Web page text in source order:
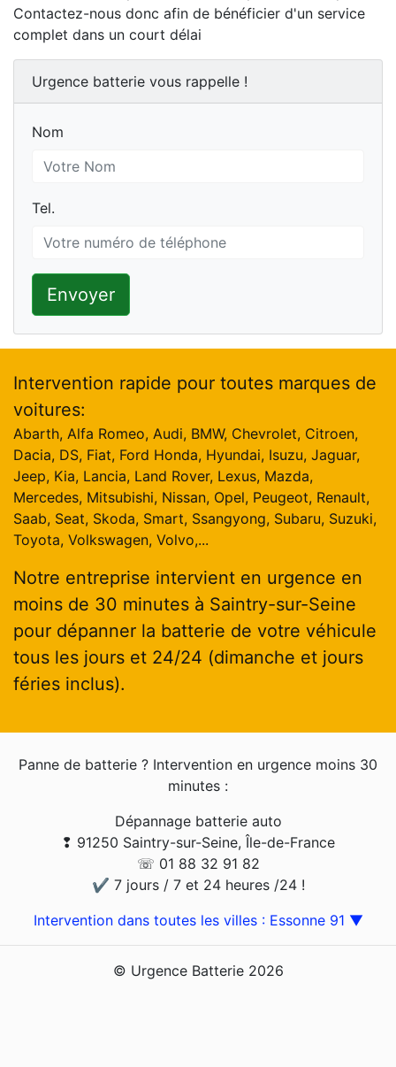
Contactez-nous donc afin de bénéficier d'un service
complet dans un court délai
Urgence batterie vous rappelle !
Nom
Nom
Tel.
Tel.
Envoyer
Intervention rapide pour toutes marques de
voitures:
Abarth, Alfa Romeo, Audi, BMW, Chevrolet, Citroen,
Dacia, DS, Fiat, Ford Honda, Hyundai, Isuzu, Jaguar,
Jeep, Kia, Lancia, Land Rover, Lexus, Mazda,
Mercedes, Mitsubishi, Nissan, Opel, Peugeot, Renault,
Saab, Seat, Skoda, Smart, Ssangyong, Subaru, Suzuki,
Toyota, Volkswagen, Volvo,...
Notre entreprise intervient en urgence en
moins de 30 minutes à Saintry-sur-Seine
pour dépanner la batterie de votre véhicule
tous les jours et 24/24 (dimanche et jours
féries inclus).
Panne de batterie ? Intervention en urgence moins 30
minutes :
Dépannage batterie auto
❢ 91250 Saintry-sur-Seine, Île-de-France
☏ 01 88 32 91 82
✔ 7 jours / 7 et 24 heures /24 !
Intervention dans toutes les villes : Essonne 91 ▼
© Urgence Batterie 2026